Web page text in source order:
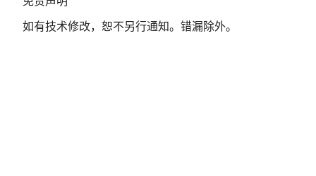
声
如有技术修改，恕不另行通知。错漏除外。